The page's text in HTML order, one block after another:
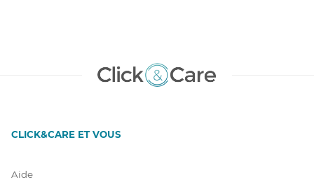
CLICK&CARE ET VOUS
Aide